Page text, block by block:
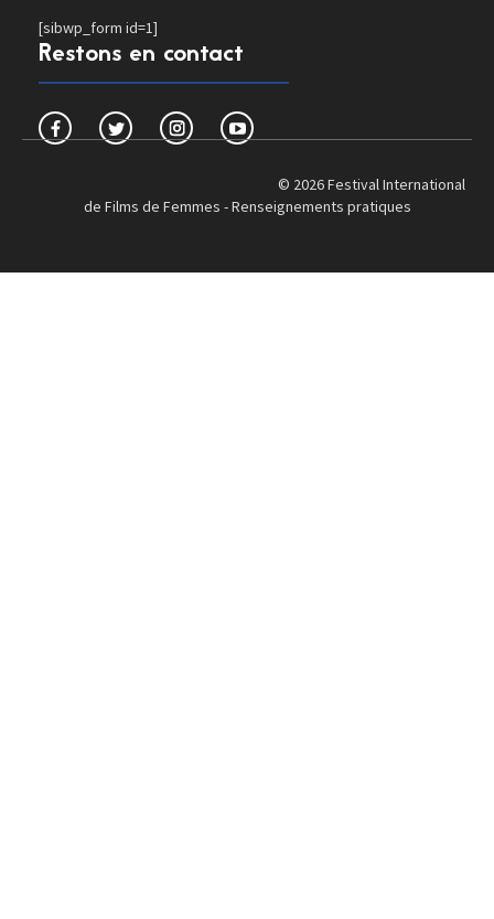
[sibwp_form id=1]
Restons en contact
© 2026 Festival International
de Films de Femmes -Renseignements pratiques